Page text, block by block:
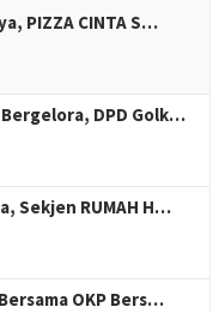
PIZZA CINTA S…
DPD Golk…
Sekjen RUMAH H…
OKP Bers…